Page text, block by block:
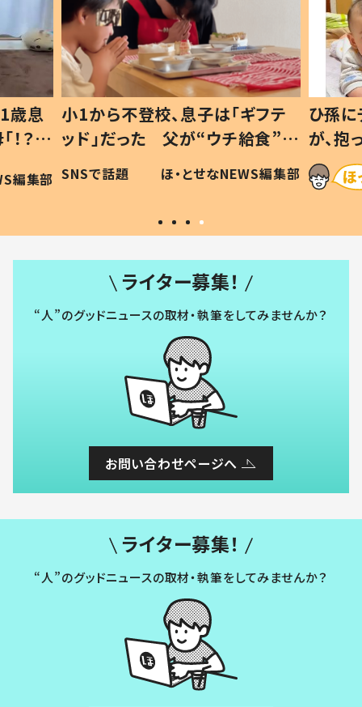
フテ
食”を
編集部
ひ孫にデレデレな80歳じいじ
が、抱っこすると…ひ孫の反応に
「涙が出ました」「可愛くて仕方な
い」
ほ・とせなNEWS編集部
ライター募集！
“人”のグッドニュースの取材・執筆をしてみませんか？
お問い合わせページへ
ライター募集！
“人”のグッドニュースの取材・執筆をしてみませんか？